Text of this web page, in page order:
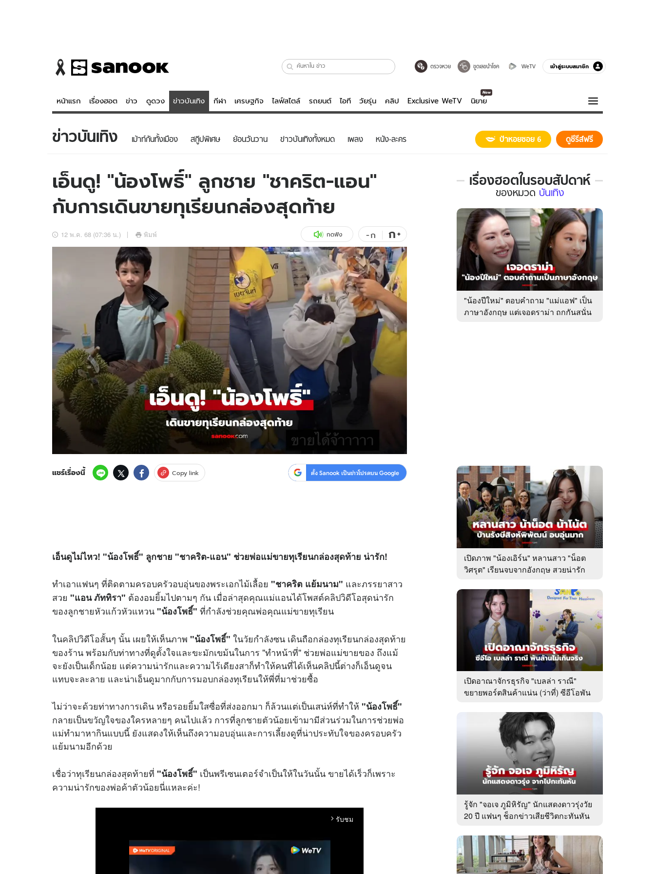
ตรวจหวย ขูดเลขนำโชค WeTV เข้าสู่ระบบสมาชิก
หน้าแรก เรื่องฮอต ข่าว ดูดวง ข่าวบันเทิง กีฬา เศรษฐกิจ ไลฟ์สไตล์ รถยนต์ ไอที วัยรุ่น คลิป Exclusive WeTV นิยาย
ข่าว
ข่าวบันเทิง
ข่าวกีฬา
ข่าวเศรษฐกิจ
อัปเดตจีน
เช็กข่าวชัวร์
ดูดวง - ตรวจหวย
หวยไทย
สถิติหวยไทย
หวยลาว
ไลฟ์สไตล์
วัยรุ่น
ไอที
รถยนต์
สุขภาพ
เที่ยว-กิน
Tasteful Thailand
Sanook Choice
บันเทิงครบรส
ดูทีวี
WeTV
Exclusive WeTV
นิยาย
ความรู้รอบตัว
ฮาวทู
ดาวน์โหลดสนุกแอปฟรี ติดตามสนุกโซเชียลได้ที่
สงวนลิขสิทธิ์ ©2569บริษัท อิมเมจ ฟิวเจอร์ (ประเทศไทย) จำกัด
ข่าวบันเทิง เม้าท์กันทั้งเมือง สกู๊ปพิเศษ ย้อนวันวาน ข่าวบันเทิงทั้งหมด เพลง หนัง-ละคร ป้าหอยซอย 6 ดูซีรีส์ฟรี
เอ็นดู! "น้องโพธิ์" ลูกชาย "ชาคริต-แอน"
กับการเดินขายทุเรียนกล่องสุดท้าย
12 พ.ค. 68 (07:36 น.) พิมพ์ กดฟัง -ก ก+
แชร์เรื่องนี้ Copy link ตั้ง Sanook เป็นข่าวโปรดบน Google
เอ็นดูไม่ไหว! "น้องโพธิ์" ลูกชาย "ชาคริต-แอน" ช่วยพ่อแม่ขายทุเรียนกล่องสุดท้าย น่ารัก!
ทำเอาแฟนๆ ที่ติดตามครอบครัวอบอุ่นของพระเอกไม้เลื้อย "ชาคริต แย้มนาม" และภรรยาสาว
สวย "แอน ภัททิรา" ต้องอมยิ้มไปตามๆ กัน เมื่อล่าสุดคุณแม่แอนได้โพสต์คลิปวิดีโอสุดน่ารัก
ของลูกชายหัวแก้วหัวแหวน "น้องโพธิ์" ที่กำลังช่วยคุณพ่อคุณแม่ขายทุเรียน
ในคลิปวิดีโอสั้นๆ นั้น เผยให้เห็นภาพ "น้องโพธิ์" ในวัยกำลังซน เดินถือกล่องทุเรียนกล่องสุดท้าย
ของร้าน พร้อมกับท่าทางที่ดูตั้งใจและขะมักเขม้นในการ "ทำหน้าที่" ช่วยพ่อแม่ขายของ ถึงแม้
จะยังเป็นเด็กน้อย แต่ความน่ารักและความไร้เดียงสาก็ทำให้คนที่ได้เห็นคลิปนี้ต่างก็เอ็นดูจน
แทบจะละลาย และน่าเอ็นดูมากกับการมอบกล่องทุเรียนให้พี่ที่มาช่วยซื้อ
ไม่ว่าจะด้วยท่าทางการเดิน หรือรอยยิ้มใสซื่อที่ส่งออกมา ก็ล้วนแต่เป็นเสน่ห์ที่ทำให้ "น้องโพธิ์"
กลายเป็นขวัญใจของใครหลายๆ คนไปแล้ว การที่ลูกชายตัวน้อยเข้ามามีส่วนร่วมในการช่วยพ่อ
แม่ทำมาหากินแบบนี้ ยังแสดงให้เห็นถึงความอบอุ่นและการเลี้ยงดูที่น่าประทับใจของครอบครัว
แย้มนามอีกด้วย
เชื่อว่าทุเรียนกล่องสุดท้ายที่ "น้องโพธิ์" เป็นพรีเซนเตอร์จำเป็นให้ในวันนั้น ขายได้เร็วก็เพราะ
ความน่ารักของพ่อค้าตัวน้อยนี่แหละค่ะ!
arrow_forward_ios รับชม
เรื่องฮอตในรอบสัปดาห์
เรื่อง
ใน
รอบ
สัปดาห์
ของ
หมวด
บันเทิง
ของหมวด บันเทิง
"น้องปีใหม่" ตอบคำถาม "แม่แอฟ" เป็น
ภาษาอังกฤษ แต่เจอดราม่า ถกกันสนั่น
เปิดภาพ "น้องเอิร์น" หลานสาว "น็อต
วิศรุต" เรียนจบจากอังกฤษ สวยน่ารัก
เปิดอาณาจักรธุรกิจ "เบลล่า ราณี"
ขยายพอร์ตสินค้าแน่น (ว่าที่) ซีอีโอพัน
รู้จัก "จอเจ ภูมิหิรัญ" นักแสดงดาวรุ่งวัย
20 ปี แฟนๆ ช็อกข่าวเสียชีวิตกะทันหัน